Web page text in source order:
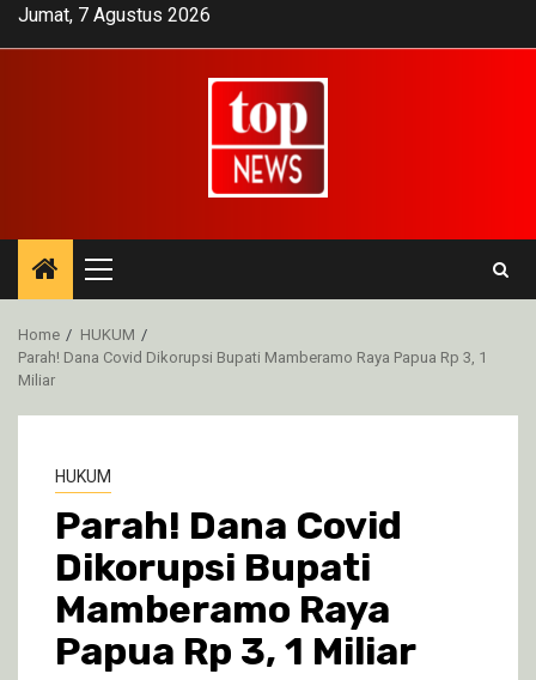
SkipJumat, 7 Agustus 2026
Primary
Menu
Home
HUKUM
Parah! Dana Covid Dikorupsi Bupati Mamberamo Raya Papua Rp 3, 1
Miliar
HUKUM
Parah! Dana Covid
Dikorupsi Bupati
Mamberamo Raya
Papua Rp 3, 1 Miliar